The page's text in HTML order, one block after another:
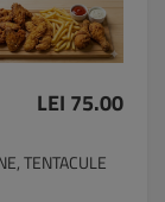
LEI 75.00
TENTACULE